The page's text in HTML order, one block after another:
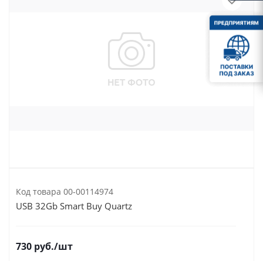
Код товара 00-00114974
USB 32Gb Smart Buy Quartz
730 руб./шт